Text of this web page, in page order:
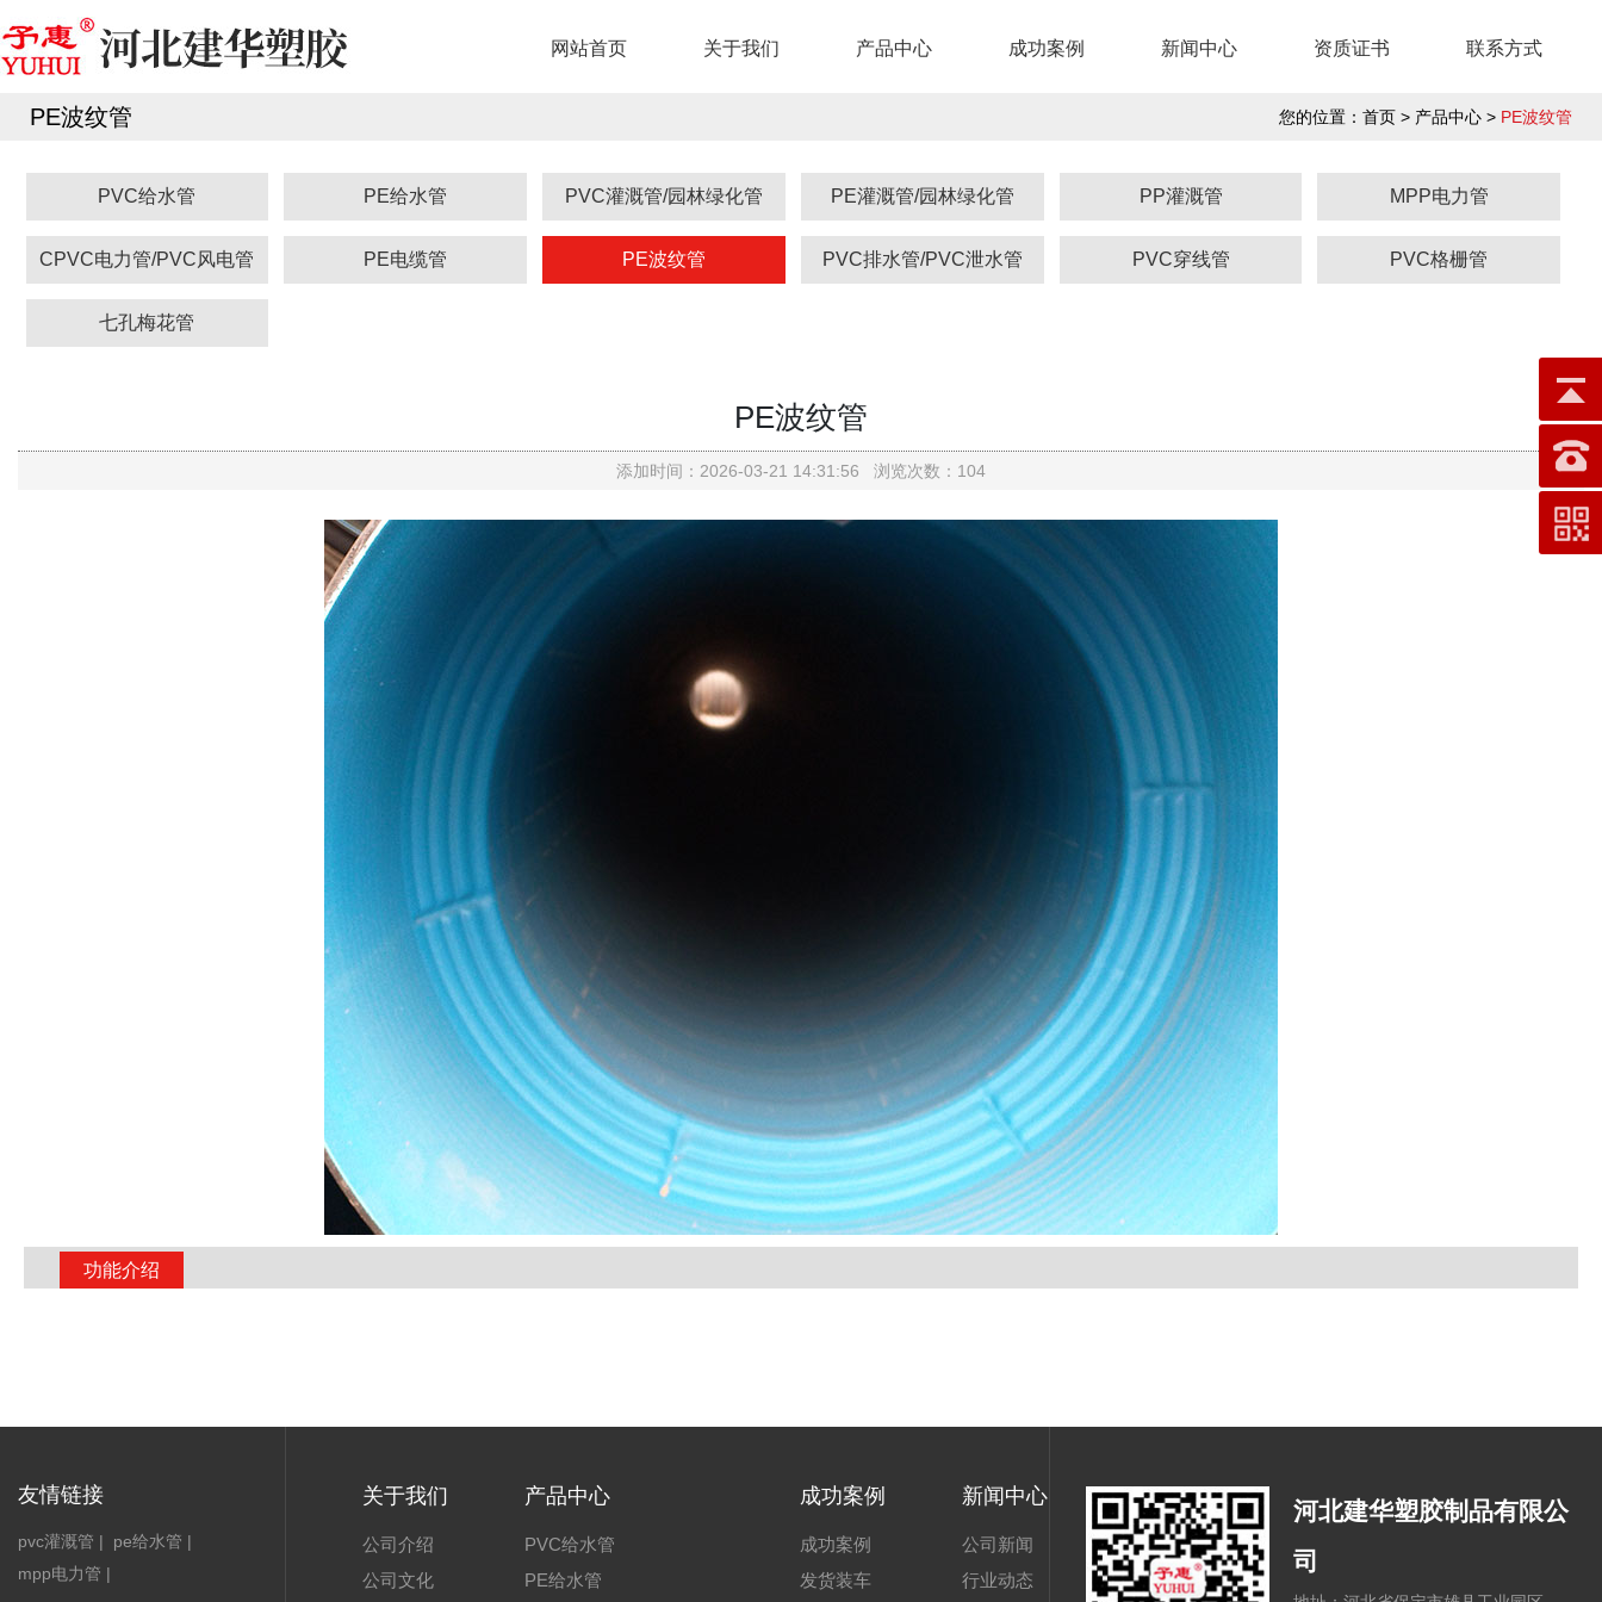
网站首页 关于我们 产品中心 成功案例 新闻中心 资质证书 联系方式
您的位置： 首页 > 产品中心 > PE波纹管
PE波纹管
PVC给水管 PE给水管 PVC灌溉管/园林绿化管 PE灌溉管/园林绿化管 PP灌溉管 MPP电力管
CPVC电力管/PVC风电管 PE电缆管 PE波纹管 PVC排水管/PVC泄水管 PVC穿线管 PVC格栅管
七孔梅花管
PE波纹管
添加时间：2026-03-21 14:31:56 浏览次数：104
功能介绍
友情链接
pvc灌溉管 | pe给水管 |
mpp电力管 |
关于我们
公司介绍
公司文化
产品中心
PVC给水管
PE给水管
成功案例
成功案例
发货装车
新闻中心
公司新闻
行业动态
河北建华塑胶制品有限公
司